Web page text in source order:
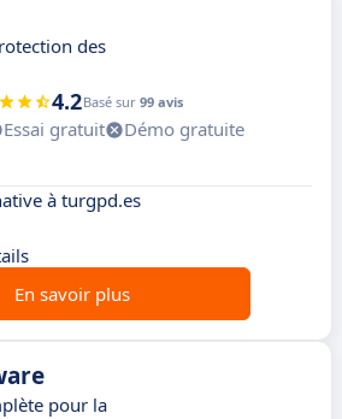
des
4.2Basé sur 99 avis
Essai gratuit
Démo gratuite
à turgpd.es
En savoir plus
pour la